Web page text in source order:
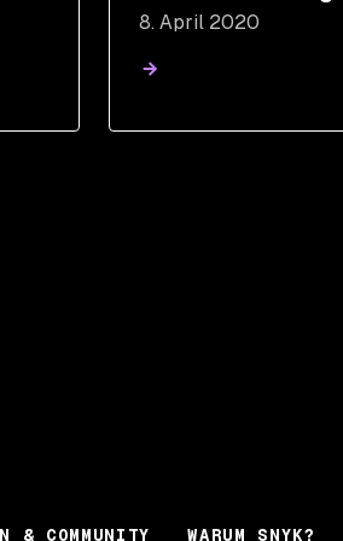
at the source
8. April 2020
& COMMUNITY WARUM SNYK?